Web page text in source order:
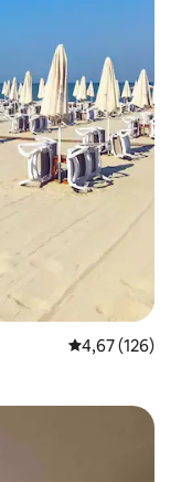
Средна
4,67 (126)